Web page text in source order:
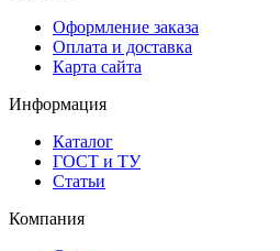
Оформление заказа
Оплата и доставка
Карта сайта
Информация
Каталог
ГОСТ и ТУ
Статьи
Компания